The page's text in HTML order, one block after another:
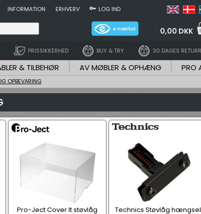
INFORMATION ERHVERV LOG IND
0,00 DKK
PRISSIKKERHED BUY & TRY 30 DAGES
& TILBEHØR AV MØBLER & OPHÆNG PRO
OPBEVARING
Pro-Ject Cover It støvlåg
Technics Støvlåg hængsel